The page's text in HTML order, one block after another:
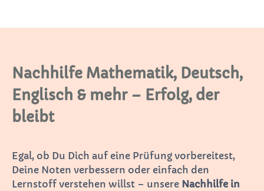
Nachhilfe Mathematik, Deutsch,
Englisch & mehr – Erfolg, der
bleibt
Egal, ob Du Dich auf eine Prüfung vorbereitest,
Deine Noten verbessern oder einfach den
Lernstoff verstehen willst – unsere Nachhilfe in